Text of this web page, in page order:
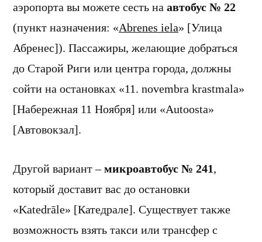
аэропорта вы можете сесть на автобус № 22
(пункт назначения: «Abrenes iela» [Улица
Абренес]). Пассажиры, желающие добраться
до Старой Риги или центра города, должны
сойти на остановках «11. novembra krastmala»
[Набережная 11 Ноября] или «Autoosta»
[Автовокзал].
Другой вариант –микроавтобус № 241,
который доставит вас до остановки
«Katedrāle» [Катедрале]. Существует также
возможность взять такси или трансфер с